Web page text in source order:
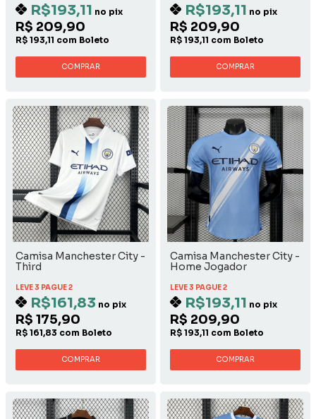
R$193,11 no pix
R$ 209,90
R$ 193,11 com Boleto
COMPRAR
R$193,11 no pix
R$ 209,90
R$ 193,11 com Boleto
COMPRAR
Camisa Manchester City -
Third
LEVE 3 PAGUE 2
R$161,83 no pix
R$ 175,90
R$ 161,83 com Boleto
COMPRAR
Camisa Manchester City -
Home Jogador
LEVE 3 PAGUE 2
R$193,11 no pix
R$ 209,90
R$ 193,11 com Boleto
COMPRAR